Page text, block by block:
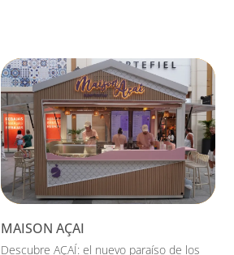
MAISON AÇAI
Descubre AÇAÍ: el nuevo paraíso de los